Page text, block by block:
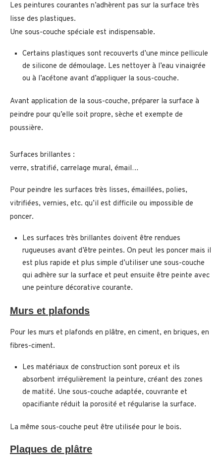
Les peintures courantes n’adhèrent pas sur la surface très
lisse des plastiques.
Une sous-couche spéciale est indispensable.
Certains plastiques sont recouverts d’une mince pellicule
de silicone de démoulage. Les nettoyer à l’eau vinaigrée
ou à l’acétone avant d’appliquer la sous-couche.
Avant application de la sous-couche, préparer la surface à
peindre pour qu’elle soit propre, sèche et exempte de
poussière.
Surfaces brillantes :
verre, stratifié, carrelage mural, émail…
Pour peindre les surfaces très lisses, émaillées, polies,
vitrifiées, vernies, etc. qu’il est difficile ou impossible de
poncer.
Les surfaces très brillantes doivent être rendues
rugueuses avant d’être peintes. On peut les poncer mais il
est plus rapide et plus simple d’utiliser une sous-couche
qui adhère sur la surface et peut ensuite être peinte avec
une peinture décorative courante.
Murs et plafonds
Pour les murs et plafonds en plâtre, en ciment, en briques, en
fibres-ciment.
Les matériaux de construction sont poreux et ils
absorbent irrégulièrement la peinture, créant des zones
de matité. Une sous-couche adaptée, couvrante et
opacifiante réduit la porosité et régularise la surface.
La même sous-couche peut être utilisée pour le bois.
Plaques de plâtre